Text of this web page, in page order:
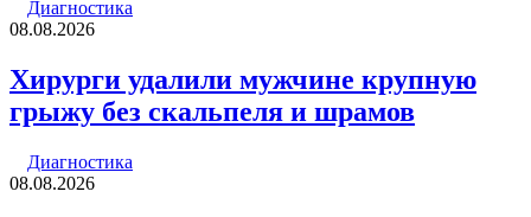
Диагностика
08.08.2026
Хирурги удалили мужчине крупную
грыжу без скальпеля и шрамов
Диагностика
08.08.2026